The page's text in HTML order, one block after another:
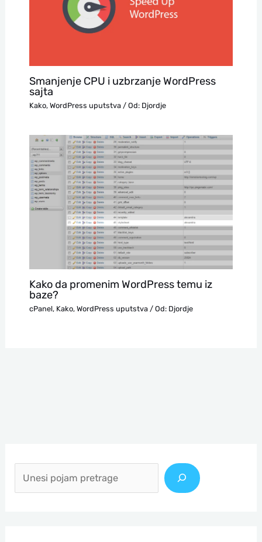
Smanjenje CPU i uzbrzanje WordPress
sajta
Kako, WordPress uputstva/ Od: Djordje
Kako da promenim WordPress temu iz
baze?
cPanel, Kako, WordPress uputstva/ Od: Djordje